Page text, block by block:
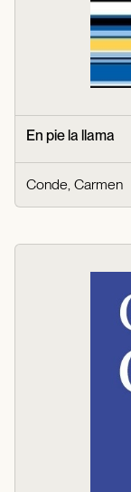
En pie la llama
Conde, Carmen